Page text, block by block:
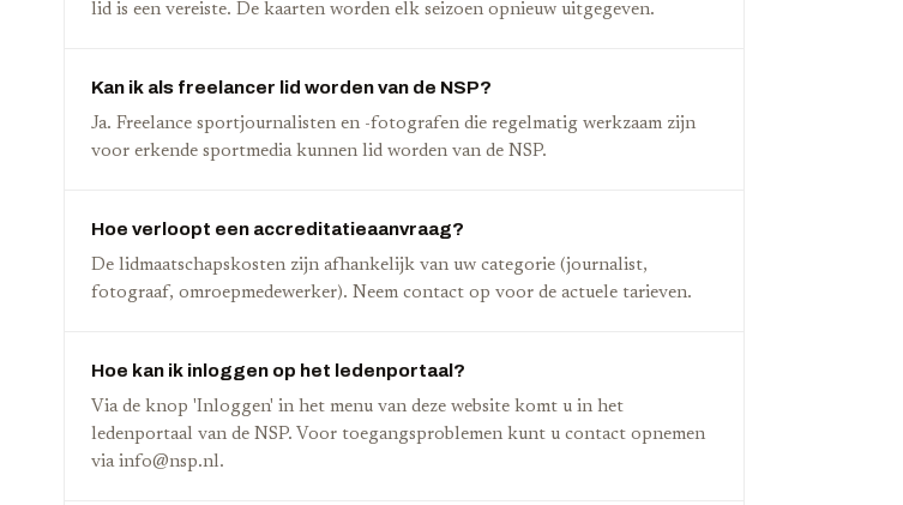
lid is een vereiste. De kaarten worden elk seizoen opnieuw uitgegeven.
Kan ik als freelancer lid worden van de NSP?
Ja. Freelance sportjournalisten en -fotografen die regelmatig werkzaam zijn
voor erkende sportmedia kunnen lid worden van de NSP.
Hoe verloopt een accreditatieaanvraag?
De lidmaatschapskosten zijn afhankelijk van uw categorie (journalist,
fotograaf, omroepmedewerker). Neem contact op voor de actuele tarieven.
Hoe kan ik inloggen op het ledenportaal?
Via de knop 'Inloggen' in het menu van deze website komt u in het
ledenportaal van de NSP. Voor toegangsproblemen kunt u contact opnemen
via info@nsp.nl.